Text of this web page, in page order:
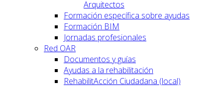
Arquitectos
Formación específica sobre ayudas
Formación BIM
Jornadas profesionales
Red OAR
Documentos y guías
Ayudas a la rehabilitación
RehabilitAcción Ciudadana (local)